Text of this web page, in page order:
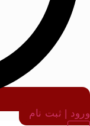
ورود | ثبت نام